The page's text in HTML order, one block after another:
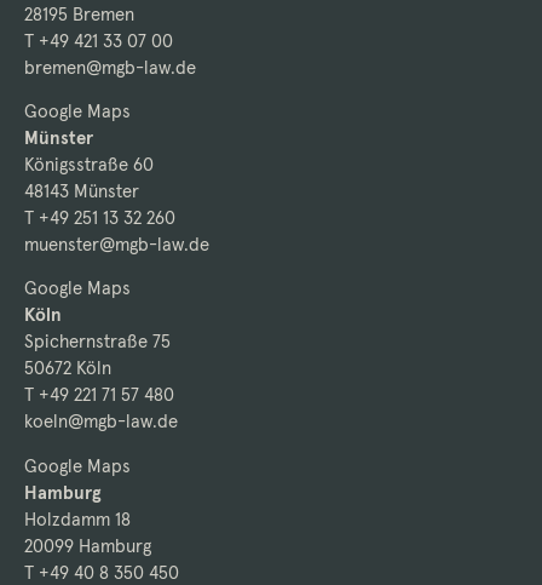
28195 Bremen
T +49 421 33 07 00
bremen@mgb-law.de
Google Maps
Münster
Königsstraße 60
48143 Münster
T +49 251 13 32 260
muenster@mgb-law.de
Google Maps
Köln
Spichernstraße 75
50672 Köln
T +49 221 71 57 480
koeln@mgb-law.de
Google Maps
Hamburg
Holzdamm 18
20099 Hamburg
T +49 40 8 350 450